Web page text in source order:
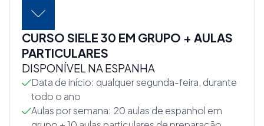
CURSO SIELE 30 EM GRUPO + AULAS
PARTICULARES
DISPONÍVEL NA ESPANHA
Data de início: qualquer segunda-feira, durante
todo o ano
Aulas por semana: 20 aulas de espanhol em